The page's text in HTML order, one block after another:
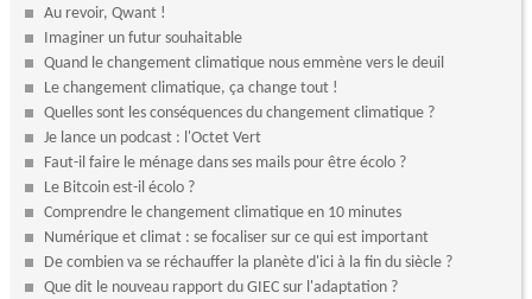
Au revoir, Qwant !
Imaginer un futur souhaitable
Quand le changement climatique nous emmène vers le deuil
Le changement climatique, ça change tout !
Quelles sont les conséquences du changement climatique ?
Je lance un podcast : l'Octet Vert
Faut-il faire le ménage dans ses mails pour être écolo ?
Le Bitcoin est-il écolo ?
Comprendre le changement climatique en 10 minutes
Numérique et climat : se focaliser sur ce qui est important
De combien va se réchauffer la planète d'ici à la fin du siècle ?
Que dit le nouveau rapport du GIEC sur l'adaptation ?